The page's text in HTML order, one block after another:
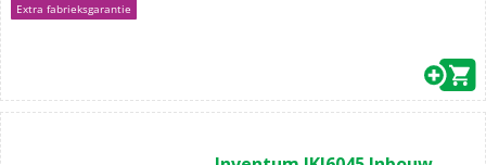
Extra fabrieksgarantie